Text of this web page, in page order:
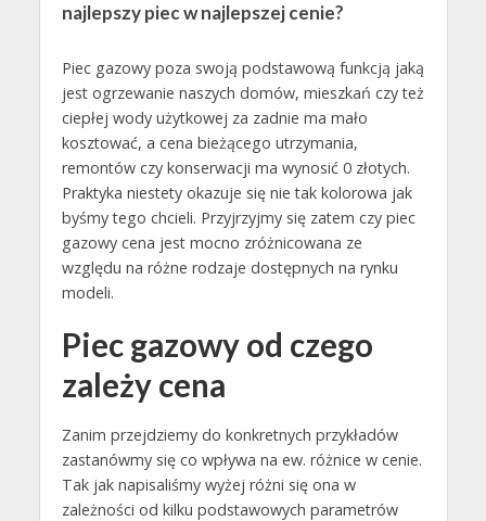
najlepszy piec w najlepszej cenie?
Piec gazowy poza swoją podstawową funkcją jaką
jest ogrzewanie naszych domów, mieszkań czy też
ciepłej wody użytkowej za zadnie ma mało
kosztować, a cena bieżącego utrzymania,
remontów czy konserwacji ma wynosić 0 złotych.
Praktyka niestety okazuje się nie tak kolorowa jak
byśmy tego chcieli. Przyjrzyjmy się zatem czy piec
gazowy cena jest mocno zróżnicowana ze
względu na różne rodzaje dostępnych na rynku
modeli.
Piec gazowy od czego
zależy cena
Zanim przejdziemy do konkretnych przykładów
zastanówmy się co wpływa na ew. różnice w cenie.
Tak jak napisaliśmy wyżej różni się ona w
zależności od kilku podstawowych parametrów